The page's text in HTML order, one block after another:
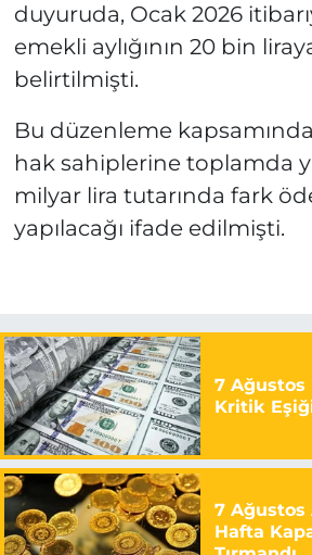
duyuruda, Ocak 2026
emekli aylığının 20 bin
belirtilmişti.
Bu düzenleme
hak sahiplerine toplamda
milyar lira tutarında fark
yapılacağı ifade edilmişti.
7 Ağustos
Kritik
7 Ağustos
Hafta